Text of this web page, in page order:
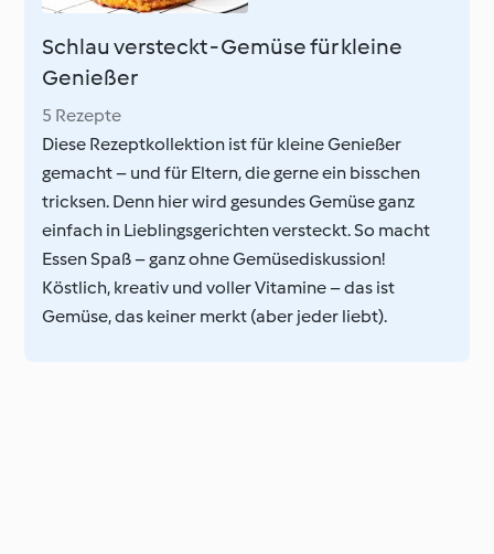
Schlau versteckt - Gemüse für kleine
Genießer
5 Rezepte
Diese Rezeptkollektion ist für kleine Genießer
gemacht – und für Eltern, die gerne ein bisschen
tricksen. Denn hier wird gesundes Gemüse ganz
einfach in Lieblingsgerichten versteckt. So macht
Essen Spaß – ganz ohne Gemüsediskussion!
Köstlich, kreativ und voller Vitamine – das ist
Gemüse, das keiner merkt (aber jeder liebt).